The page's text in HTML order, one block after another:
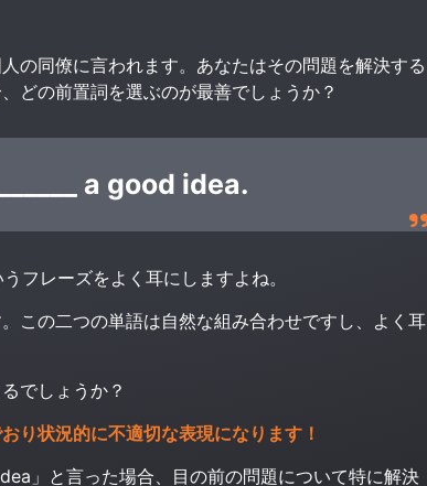
の同僚に言われます。あなたはその問題を解決する
どの前置詞を選ぶのが最善でしょうか？
a good idea.
フレーズをよく耳にしますよね。
この二つの単語は自然な組み合わせですし、よく耳
でしょうか？
り状況的に不適切な表現になります！
」と言った場合、目の前の問題について特に解決